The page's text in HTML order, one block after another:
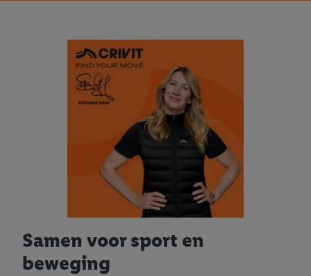
Samen voor sport en
beweging